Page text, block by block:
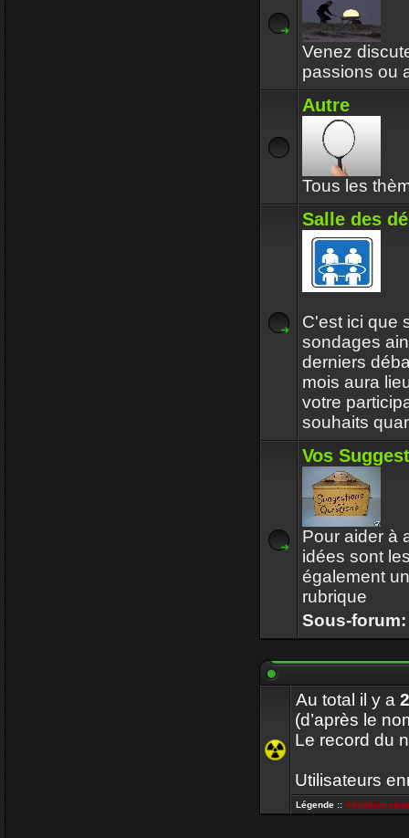
Venez
passions ou
Autre
Tous les
Salle des
C'est ici que
sondages
derniers
mois aura
votre
souhaits
Vos
Pour aider à
idées sont
également
rubrique
Sous-
Au total il y a
(d’après le
Le record du
Utilisateurs
Légende ::